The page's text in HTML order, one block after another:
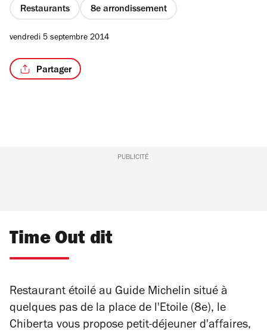
Restaurants 8e arrondissement
vendredi 5 septembre 2014
Partager
PUBLICITÉ
Time Out dit
Restaurant étoilé au Guide Michelin situé à
quelques pas de la place de l'Etoile (8e), le
Chiberta vous propose petit-déjeuner d'affaires,